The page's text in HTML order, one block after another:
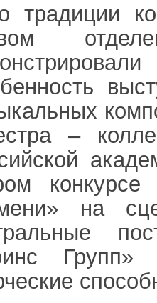
традиции
‒
на
Групп»